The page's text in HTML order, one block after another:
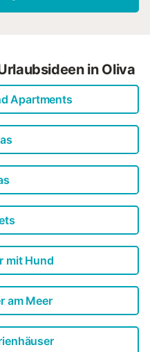
in Oliva
Apartments
mit Hund
am Meer